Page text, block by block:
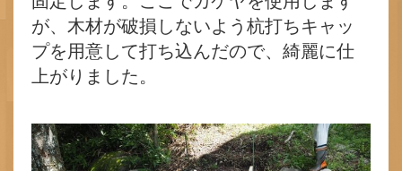
が、木材が破損しないよう杭打ちキャッ
プを用意して打ち込んだので、綺麗に仕
上がりました。